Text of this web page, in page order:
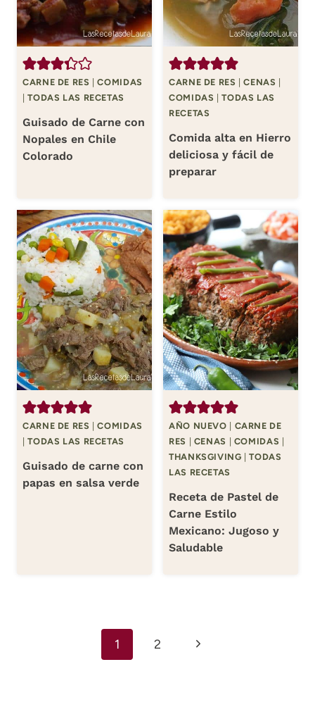
CARNE DE RES |COMIDAS
|TODAS LAS RECETAS
Guisado de Carne con
Nopales en Chile
Colorado
CARNE DE RES |CENAS |
COMIDAS |TODAS LAS
RECETAS
Comida alta en Hierro
deliciosa y fácil de
preparar
CARNE DE RES |COMIDAS
|TODAS LAS RECETAS
Guisado de carne con
papas en salsa verde
AÑO NUEVO | CARNE DE
RES | CENAS | COMIDAS |
THANKSGIVING |TODAS
LAS RECETAS
Receta de Pastel de
Carne Estilo
Mexicano: Jugoso y
Saludable
1 2
Siguiente